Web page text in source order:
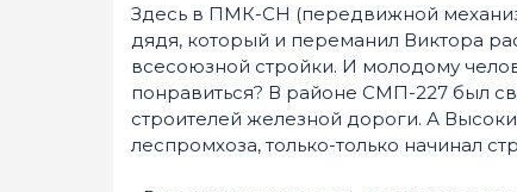
Здесь в ПМК-СН (передвижной
дядя, который и переманил Виктора
всесоюзной стройки. И молодому
понравиться? В районе СМП-227 был
строителей железной дороги. А
леспромхоза, только-только начинал